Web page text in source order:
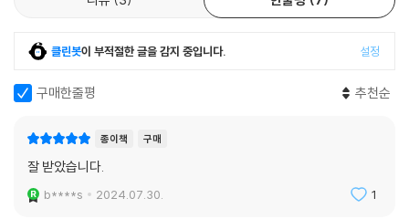
클린봇이 부적절한 글을 감지 중입니다. 설정
구매한줄평 추천순
종이책 구매
잘 받았습니다.
b****s 2024.07.30. 1